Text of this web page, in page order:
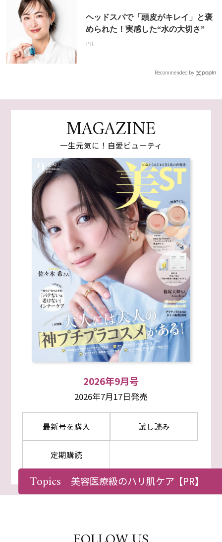
ヘッドスパで「頭皮がキレイ」と褒
められた！実感した“水の大切さ”
PR
Recommended by
MAGAZINE
一生元気に！自愛ビューティ
2026年9月号
2026年7月17日発売
最新号を購入 試し読み
定期購読
Topics 美容医療級のハリ肌ケア【PR】